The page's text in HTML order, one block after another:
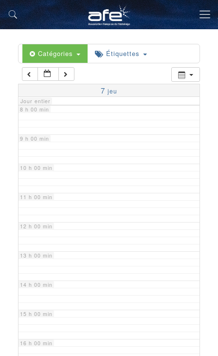
Catégories Étiquettes
7 jeu
Jour entier
5 h 00 min
6 h 00 min
7 h 00 min
8 h 00 min
9 h 00 min
10 h 00 min
11 h 00 min
12 h 00 min
13 h 00 min
14 h 00 min
15 h 00 min
16 h 00 min